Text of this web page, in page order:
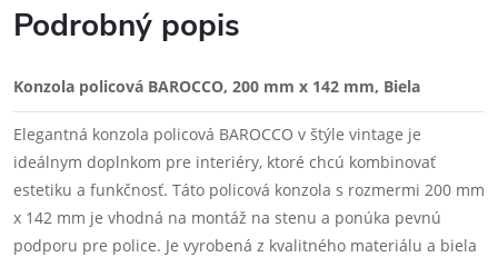
Podrobný popis
Konzola policová BAROCCO, 200 mm x 142 mm, Biela
Elegantná konzola policová BAROCCO v štýle vintage je
ideálnym doplnkom pre interiéry, ktoré chcú kombinovať
estetiku a funkčnosť. Táto policová konzola s rozmermi 200 mm
x 142 mm je vhodná na montáž na stenu a ponúka pevnú
podporu pre police. Je vyrobená z kvalitného materiálu a biela